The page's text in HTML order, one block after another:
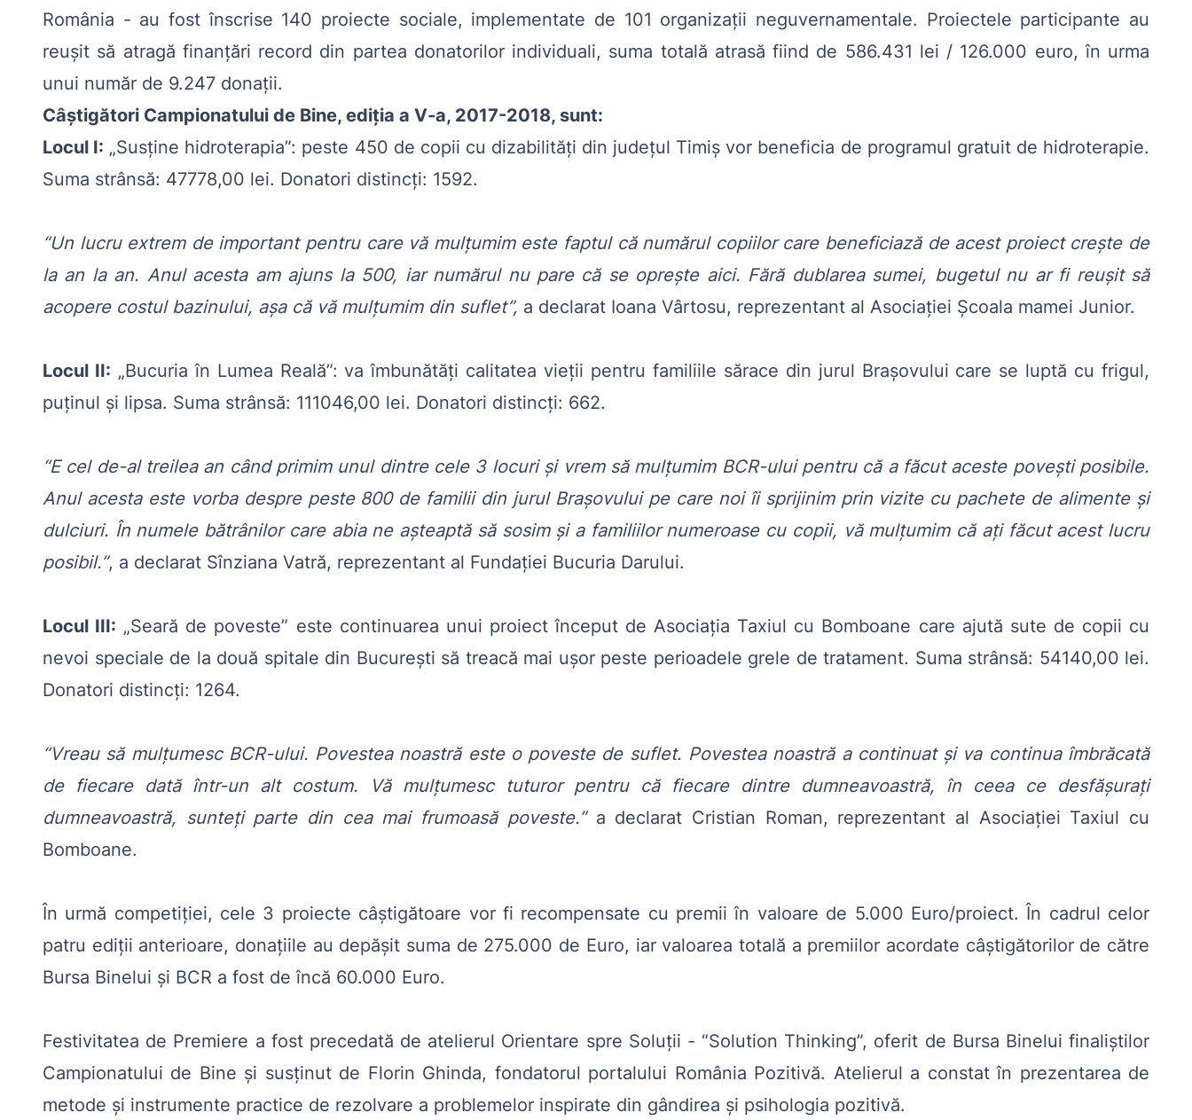
România - au fost înscrise 140 proiecte sociale, implementate de 101 organizații neguvernamentale. Proiectele participante au
reușit să atragă finanțări record din partea donatorilor individuali, suma totală atrasă fiind de 586.431 lei / 126.000 euro, în urma
unui număr de 9.247 donații.
Câștigători Campionatului de Bine, ediția a V-a, 2017-2018, sunt:
Locul I: „Susține hidroterapia”: peste 450 de copii cu dizabilități din județul Timiș vor beneficia de programul gratuit de hidroterapie.
Suma strânsă: 47778,00 lei. Donatori distincți: 1592.
“Un lucru extrem de important pentru care vă mulțumim este faptul că numărul copiilor care beneficiază de acest proiect crește de
la an la an. Anul acesta am ajuns la 500, iar numărul nu pare că se oprește aici. Fără dublarea sumei, bugetul nu ar fi reușit să
acopere costul bazinului, așa că vă mulțumim din suflet”, a declarat Ioana Vârtosu, reprezentant al Asociației Școala mamei Junior.
Locul II: „Bucuria în Lumea Reală”: va îmbunătăți calitatea vieții pentru familiile sărace din jurul Brașovului care se luptă cu frigul,
puținul și lipsa. Suma strânsă: 111046,00 lei. Donatori distincți: 662.
“E cel de-al treilea an când primim unul dintre cele 3 locuri și vrem să mulțumim BCR-ului pentru că a făcut aceste povești posibile.
Anul acesta este vorba despre peste 800 de familii din jurul Brașovului pe care noi îi sprijinim prin vizite cu pachete de alimente și
dulciuri. În numele bătrânilor care abia ne așteaptă să sosim și a familiilor numeroase cu copii, vă mulțumim că ați făcut acest lucru
posibil.”, a declarat Sînziana Vatră, reprezentant al Fundației Bucuria Darului.
Locul III: „Seară de poveste” este continuarea unui proiect început de Asociația Taxiul cu Bomboane care ajută sute de copii cu
nevoi speciale de la două spitale din București să treacă mai ușor peste perioadele grele de tratament. Suma strânsă: 54140,00 lei.
Donatori distincți: 1264.
“Vreau să mulțumesc BCR-ului. Povestea noastră este o poveste de suflet. Povestea noastră a continuat și va continua îmbrăcată
de fiecare dată într-un alt costum. Vă mulțumesc tuturor pentru că fiecare dintre dumneavoastră, în ceea ce desfășurați
dumneavoastră, sunteți parte din cea mai frumoasă poveste.”a declarat Cristian Roman, reprezentant al Asociației Taxiul cu
Bomboane.
În urmă competiției, cele 3 proiecte câștigătoare vor fi recompensate cu premii în valoare de 5.000 Euro/proiect. În cadrul celor
patru ediții anterioare, donațiile au depășit suma de 275.000 de Euro, iar valoarea totală a premiilor acordate câștigătorilor de către
Bursa Binelui și BCR a fost de încă 60.000 Euro.
Festivitatea de Premiere a fost precedată de atelierul Orientare spre Soluții - “Solution Thinking”, oferit de Bursa Binelui finaliștilor
Campionatului de Bine și susținut de Florin Ghinda, fondatorul portalului România Pozitivă. Atelierul a constat în prezentarea de
metode și instrumente practice de rezolvare a problemelor inspirate din gândirea și psihologia pozitivă.